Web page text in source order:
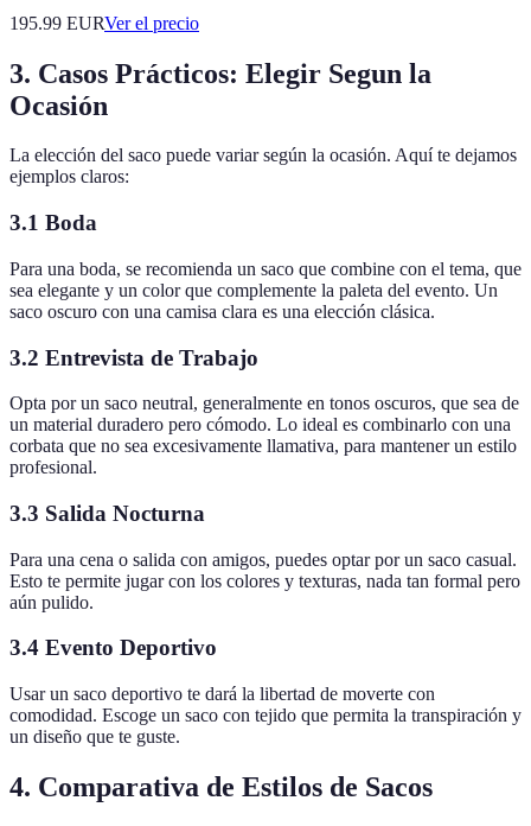
195.99 EURVer el precio
3. Casos Prácticos: Elegir Segun la
Ocasión
La elección del saco puede variar según la ocasión. Aquí te dejamos
ejemplos claros:
3.1 Boda
Para una boda, se recomienda un saco que combine con el tema, que
sea elegante y un color que complemente la paleta del evento. Un
saco oscuro con una camisa clara es una elección clásica.
3.2 Entrevista de Trabajo
Opta por un saco neutral, generalmente en tonos oscuros, que sea de
un material duradero pero cómodo. Lo ideal es combinarlo con una
corbata que no sea excesivamente llamativa, para mantener un estilo
profesional.
3.3 Salida Nocturna
Para una cena o salida con amigos, puedes optar por un saco casual.
Esto te permite jugar con los colores y texturas, nada tan formal pero
aún pulido.
3.4 Evento Deportivo
Usar un saco deportivo te dará la libertad de moverte con
comodidad. Escoge un saco con tejido que permita la transpiración y
un diseño que te guste.
4. Comparativa de Estilos de Sacos